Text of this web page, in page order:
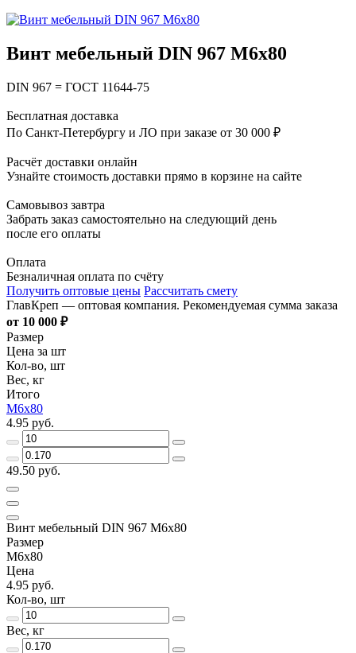
Винт мебельный DIN 967 М6х80
DIN 967 = ГОСТ 11644-75
Бесплатная доставка
По Санкт-Петербургу и ЛО при заказе от 30 000 ₽
Расчёт доставки онлайн
Узнайте стоимость доставки прямо в корзине на сайте
Самовывоз завтра
Забрать заказ самостоятельно на следующий день
после его оплаты
Оплата
Безналичная оплата по счёту
Получить оптовые цены Рассчитать смету
ГлавКреп — оптовая компания. Рекомендуемая сумма заказа
от 10 000 ₽
Размер
Цена за шт
Кол-во, шт
Вес, кг
Итого
М6х80
4.95 руб.
49.50 руб.
Винт мебельный DIN 967 М6х80
Размер
М6х80
Цена
4.95 руб.
Кол-во, шт
Вес, кг